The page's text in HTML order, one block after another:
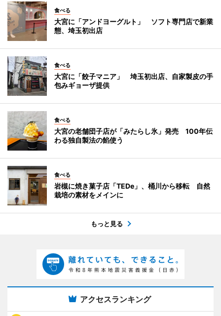
食べる
大宮に「アンドヨーグルト」 ソフト専門店で新業
態、埼玉初出店
食べる
大宮に「餃子マニア」 埼玉初出店、自家製皮の手
包みギョーザ提供
食べる
大宮の老舗団子店が「みたらし氷」発売 100年伝
わる独自製法の餡使う
食べる
岩槻に焼き菓子店「TEDe」、桶川から移転 自然
栽培の素材をメインに
もっと見る
アクセスランキング